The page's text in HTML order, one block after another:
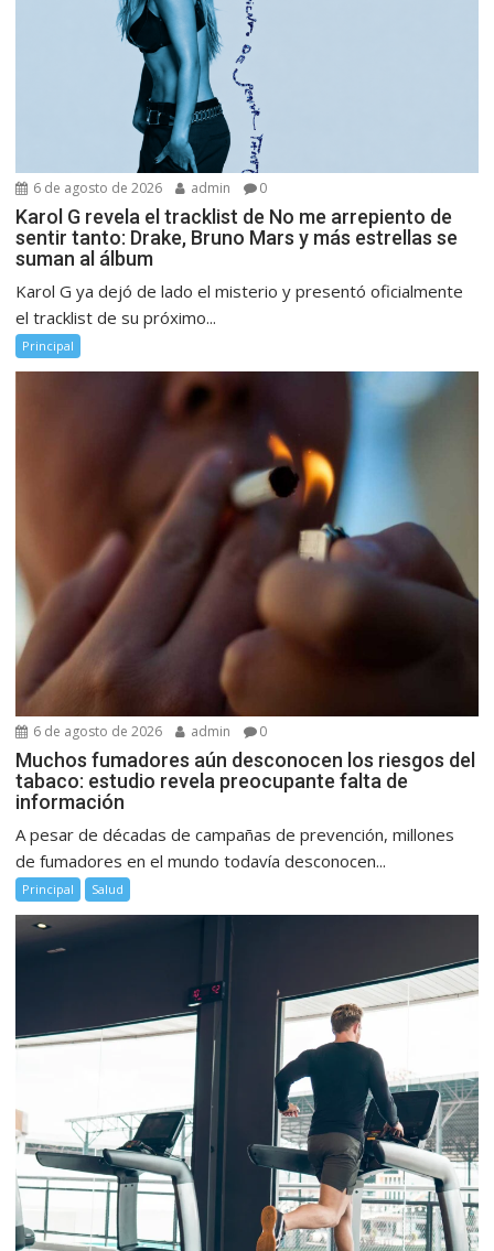
6 de agosto de 2026 admin 0
Karol G revela el tracklist de No me arrepiento de
sentir tanto: Drake, Bruno Mars y más estrellas se
suman al álbum
Karol G ya dejó de lado el misterio y presentó oficialmente
el tracklist de su próximo...
Principal
6 de agosto de 2026 admin 0
Muchos fumadores aún desconocen los riesgos del
tabaco: estudio revela preocupante falta de
información
A pesar de décadas de campañas de prevención, millones
de fumadores en el mundo todavía desconocen...
Principal Salud